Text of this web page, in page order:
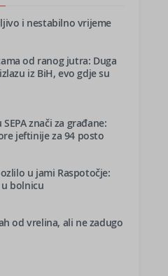
i nestabilno vrijeme
od ranog jutra: Duga
iz BiH, evo gdje su
znači za građane:
jeftinije za 94 posto
u jami Raspotočje:
u bolnicu
od vrelina, ali ne zadugo